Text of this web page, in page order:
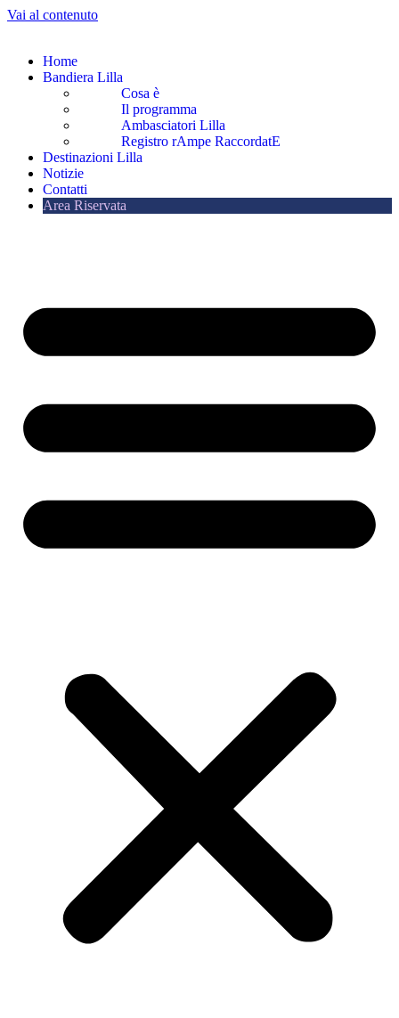
Vai al contenuto
Home
Bandiera Lilla
Cosa è
Il programma
Ambasciatori Lilla
Registro rAmpe RaccordatE
Destinazioni Lilla
Notizie
Contatti
Area Riservata